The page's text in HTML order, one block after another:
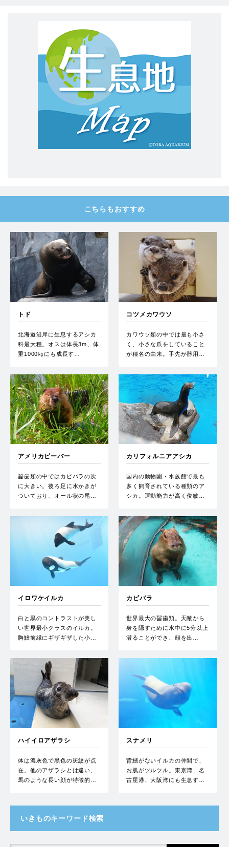
こちらもおすすめ
トド
北海道沿岸に生息するアシカ
科最大種。オスは体長3m、体
重1000㎏にも成長す…
コツメカワウソ
カワウソ類の中では最も小さ
く、小さな爪をしていること
が種名の由来。手先が器用…
アメリカビーバー
齧歯類の中ではカピバラの次
に大きい。後ろ足に水かきが
ついており、オール状の尾…
カリフォルニアアシカ
国内の動物園・水族館で最も
多く飼育されている種類のア
シカ。運動能力が高く俊敏…
イロワケイルカ
白と黒のコントラストが美し
い世界最小クラスのイルカ。
胸鰭前縁にギザギザした小…
カピバラ
世界最大の齧歯類。天敵から
身を隠すために水中に5分以上
潜ることができ、顔を出…
ハイイロアザラシ
体は濃灰色で黒色の斑紋が点
在。他のアザラシとは違い、
馬のような長い顔が特徴的…
スナメリ
背鰭がないイルカの仲間で、
お肌がツルツル。東京湾、名
古屋港、大阪湾にも生息す…
いきものキーワード検索